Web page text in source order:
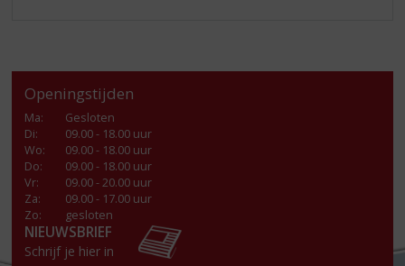
Openingstijden
Ma:
Gesloten
Di:
09.00 - 18.00 uur
Wo:
09.00 - 18.00 uur
Do:
09.00 - 18.00 uur
Vr:
09.00 - 20.00 uur
Za:
09.00 - 17.00 uur
Zo:
gesloten
NIEUWSBRIEF
Schrijf je hier in